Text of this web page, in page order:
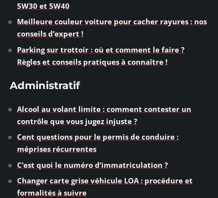
5W30 et 5W40
Meilleure couleur voiture pour cacher rayures : nos
conseils d’expert !
Parking sur trottoir : où et comment le faire ?
Règles et conseils pratiques à connaître !
Administratif
Alcool au volant limite : comment contester un
contrôle que vous jugez injuste ?
Cent questions pour le permis de conduire :
méprises récurrentes
C’est quoi le numéro d’immatriculation ?
Changer carte grise véhicule LOA : procédure et
formalités à suivre